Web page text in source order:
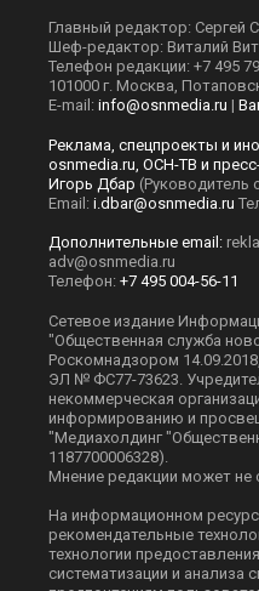
Главный редактор: Сергей
Шеф-редактор: Виталий
Телефон редакции: +7 495
101000 г. Москва,
E-mail: info@osnmedia.ru |
Реклама, спецпроекты и
osnmedia.ru, ОСН-ТВ и
Игорь Дбар (Руководитель
Email: i.dbar@osnmedia.ru
Дополнительные email:
adv@osnmedia.ru
Телефон: +7 495 004-56-11
Сетевое издание
"Общественная служба
Роскомнадзором
ЭЛ № ФС77-73623.
некоммерческая
информированию и
"Медиахолдинг
1187700006328).
Мнение редакции может не
На информационном
рекомендательные
технологии
систематизации и анализа